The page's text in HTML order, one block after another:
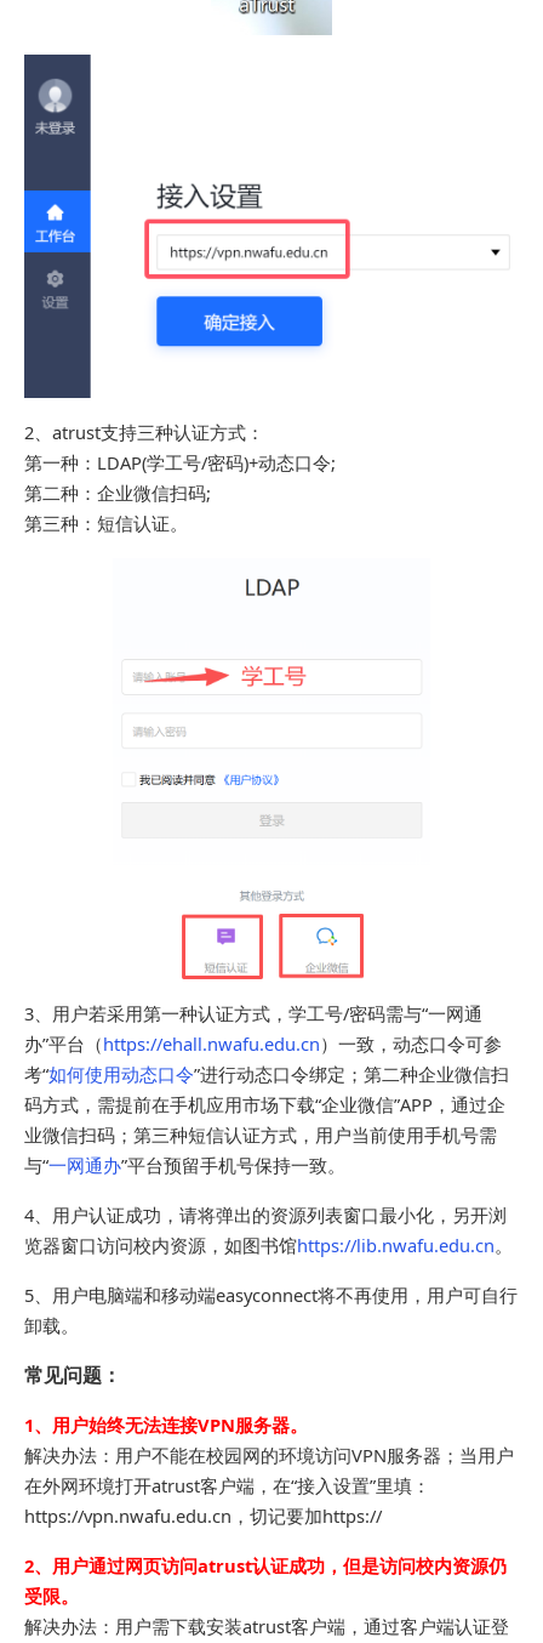
2、atrust支持三种认证方式：
第一种：LDAP(学工号/密码)+动态口令;
第二种：企业微信扫码;
第三种：短信认证。
3、用户若采用第一种认证方式，学工号/密码需与“一网通
办”平台（https://ehall.nwafu.edu.cn）一致，动态口令可参
考“如何使用动态口令”进行动态口令绑定；第二种企业微信扫
码方式，需提前在手机应用市场下载“企业微信”APP，通过企
业微信扫码 ；第三种短信认证方式，用户当前使用手机号需
与“一网通办”平台预留手机号保持一致。
4、用户认证成功，请将弹出的资源列表窗口最小化，另开浏
览器窗口访问校内资源，如图书馆https://lib.nwafu.edu.cn。
5、用户电脑端和移动端easyconnect将不再使用，用户可自行
卸载。
常见问题：
1、用户始终无法连接VPN服务器。
解决办法：用户不能在校园网的环境访问VPN服务器；当用户
在外网环境打开atrust客户端，在“接入设置”里填：
https://vpn.nwafu.edu.cn，切记要加https://
2、用户通过网页访问atrust认证成功，但是访问校内资源仍
受限。
解决办法：用户需下载安装atrust客户端，通过客户端认证登